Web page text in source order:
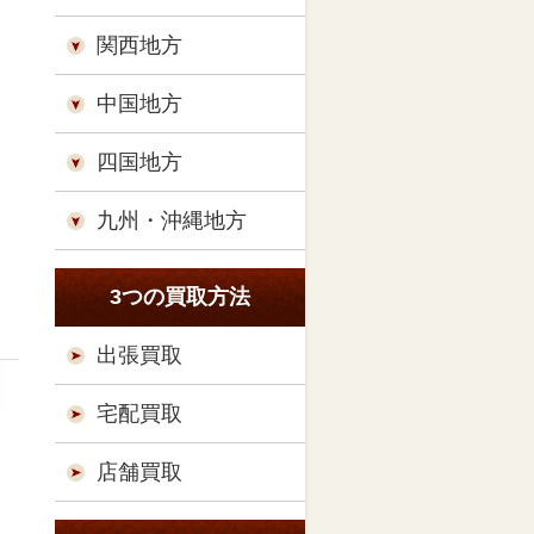
関西地方
中国地方
四国地方
九州・沖縄地方
3つの買取方法
出張買取
宅配買取
店舗買取